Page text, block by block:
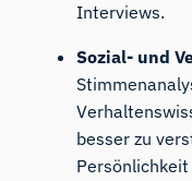
Interviews.
Sozial- und
besser zu